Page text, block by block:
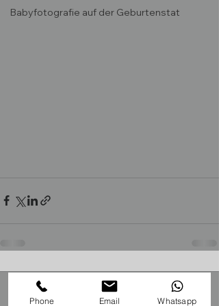
Babyfotografie auf der Geburtenstat
Kommentare
Phone Email Whatsapp